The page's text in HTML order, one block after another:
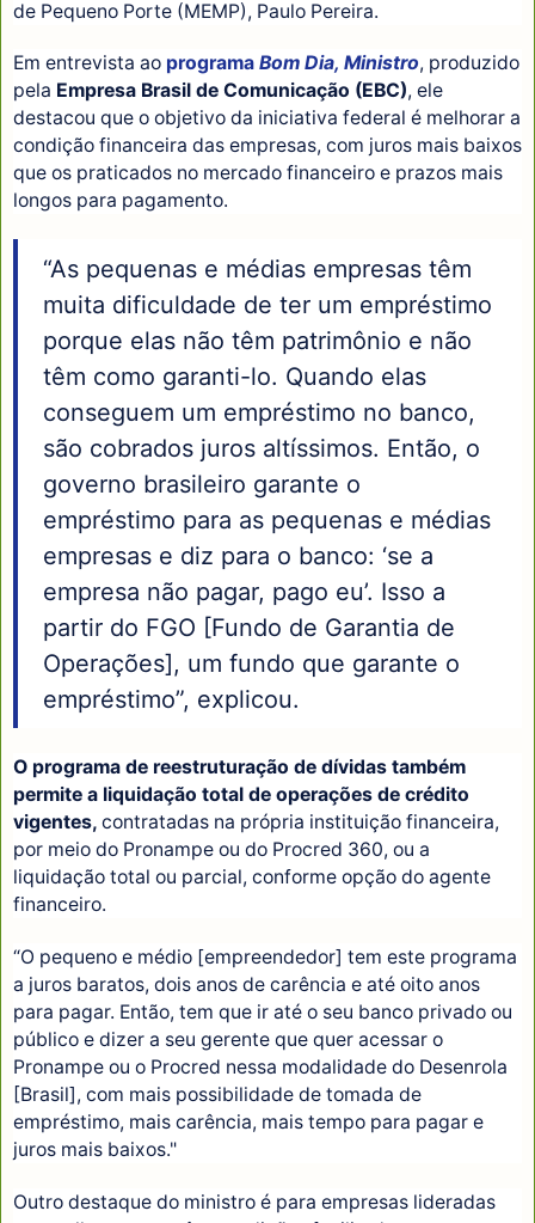
de Pequeno Porte (MEMP), Paulo Pereira.
Em entrevista ao programa Bom Dia, Ministro, produzido
pela Empresa Brasil de Comunicação (EBC), ele
destacou que o objetivo da iniciativa federal é melhorar a
condição financeira das empresas, com juros mais baixos
que os praticados no mercado financeiro e prazos mais
longos para pagamento.
“As pequenas e médias empresas têm
muita dificuldade de ter um empréstimo
porque elas não têm patrimônio e não
têm como garanti-lo. Quando elas
conseguem um empréstimo no banco,
são cobrados juros altíssimos. Então, o
governo brasileiro garante o
empréstimo para as pequenas e médias
empresas e diz para o banco: ‘se a
empresa não pagar, pago eu’. Isso a
partir do FGO [Fundo de Garantia de
Operações], um fundo que garante o
empréstimo”, explicou.
O programa de reestruturação de dívidas também
permite a liquidação total de operações de crédito
vigentes, contratadas na própria instituição financeira,
por meio do Pronampe ou do Procred 360, ou a
liquidação total ou parcial, conforme opção do agente
financeiro.
“O pequeno e médio [empreendedor] tem este programa
a juros baratos, dois anos de carência e até oito anos
para pagar. Então, tem que ir até o seu banco privado ou
público e dizer a seu gerente que quer acessar o
Pronampe ou o Procred nessa modalidade do Desenrola
[Brasil], com mais possibilidade de tomada de
empréstimo, mais carência, mais tempo para pagar e
juros mais baixos."
Outro destaque do ministro é para empresas lideradas